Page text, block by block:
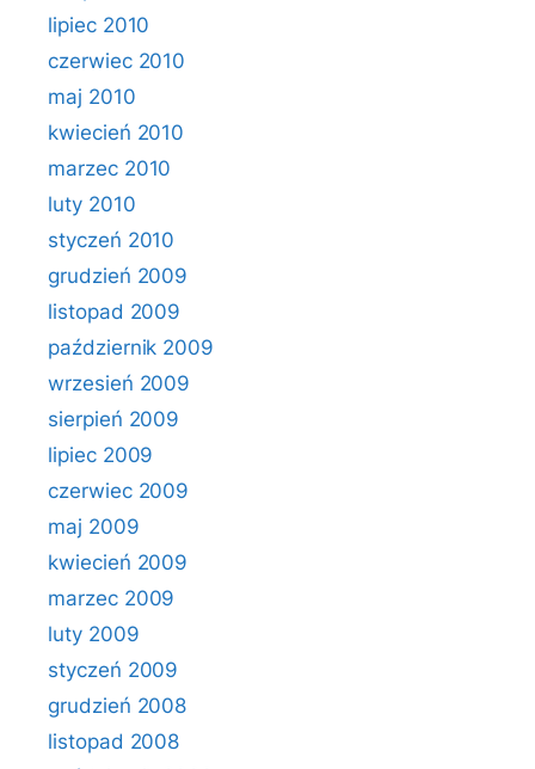
lipiec 2010
czerwiec 2010
maj 2010
kwiecień 2010
marzec 2010
luty 2010
styczeń 2010
grudzień 2009
listopad 2009
październik 2009
wrzesień 2009
sierpień 2009
lipiec 2009
czerwiec 2009
maj 2009
kwiecień 2009
marzec 2009
luty 2009
styczeń 2009
grudzień 2008
listopad 2008